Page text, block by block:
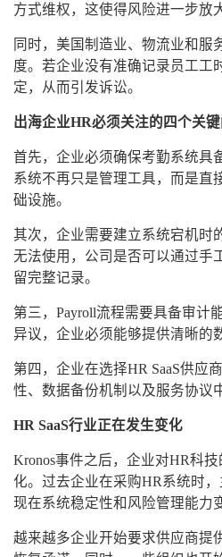
方式维权，这使得风险进一步放
同时，美国制造业、物流业和服
度。若企业没有准确记录员工工
定，从而引发诉讼。
出海企业HR必须关注的四个关
首先，企业必须确保考勤系统具
系统不再只是管理工具，而是直
础设施。
其次，企业需要建立系统宕机时
无法使用，公司是否可以通过手
留完整记录。
第三，Payroll流程需要具备审计
异议，企业必须能够提供清晰的
第四，企业在选择HR SaaS供应
性、数据备份机制以及服务协议
HR SaaS行业正在发生变化
Kronos事件之后，企业对HR科
化。过去企业在采购HR系统时
现在系统稳定性和风险管理能力
越来越多企业开始要求供应商提